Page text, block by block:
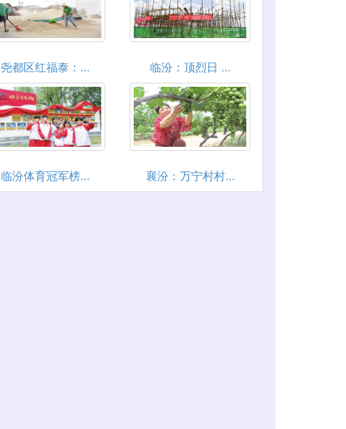
尧都区红福泰：... 临汾：顶烈日 ...
临汾体育冠军榜... 襄汾：万宁村村...